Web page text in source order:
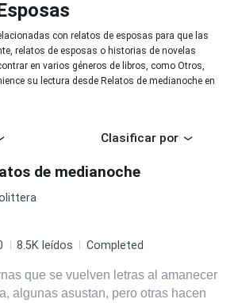
con relatos de esposas para que las
relatos de esposas o historias de novelas
en varios géneros de libros, como Otros,
su lectura desde Relatos de medianoche en
Clasificar por
de medianoche
8.5K leídos Completed
que se vuelven letras al amanecer
algunas asustan, pero otras hacen